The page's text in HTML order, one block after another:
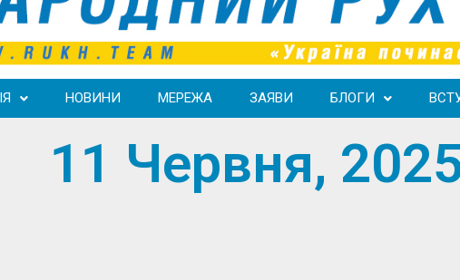
НОВИНИ МЕРЕЖА ЗАЯВИ БЛОГИ
11 Червня,